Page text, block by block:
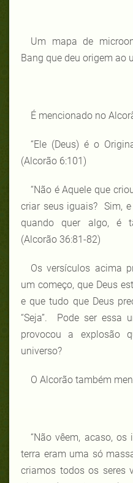
Um mapa de
Bang que deu origem ao
É mencionado no
“Ele (Deus) é o
(Alcorão 6:101)
“Não é Aquele que
criar seus iguais? Sim, e
quando quer algo, é
(Alcorão 36:81-82)
Os versículos acima
um começo, que Deus
e que tudo que Deus
“Seja”. Pode ser essa
provocou a explosão
universo?
O Alcorão também
“Não vêem, acaso,
terra eram uma só
criamos todos os seres